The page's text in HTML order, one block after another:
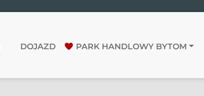
DOJAZD PARK HANDLOWY BYTOM